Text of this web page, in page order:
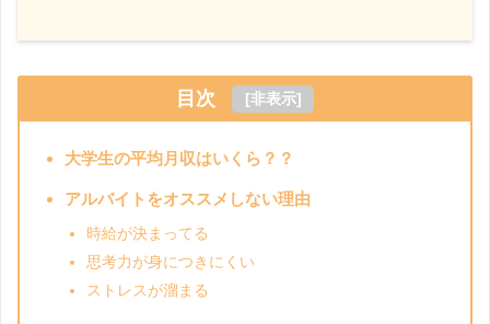
目次 [非表示]
大学生の平均月収はいくら？？
アルバイトをオススメしない理由
時給が決まってる
思考力が身につきにくい
ストレスが溜まる